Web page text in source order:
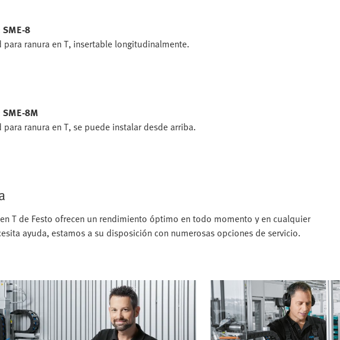
8
ranura en T, insertable longitudinalmente.
8M
ranura en T, se puede instalar desde arriba.
T de Festo ofrecen un rendimiento óptimo en todo momento y en cualquier
ayuda, estamos a su disposición con numerosas opciones de servicio.